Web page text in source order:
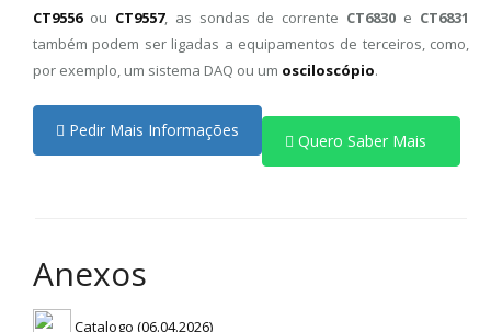
CT9556ou CT9557, as sondas de corrente CT6830 e CT6831
também podem ser ligadas a equipamentos de terceiros, como,
por exemplo, um sistema DAQ ou um osciloscópio.
Pedir Mais Informações
Quero Saber Mais
Anexos
Catalogo (06.04.2026)